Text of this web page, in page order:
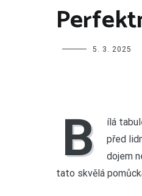
5. 3. 2025
B ílá
před
dojem
tato skvělá